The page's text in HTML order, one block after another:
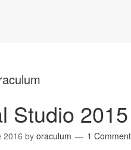
Studio
2016 by oraculum 1 Comment